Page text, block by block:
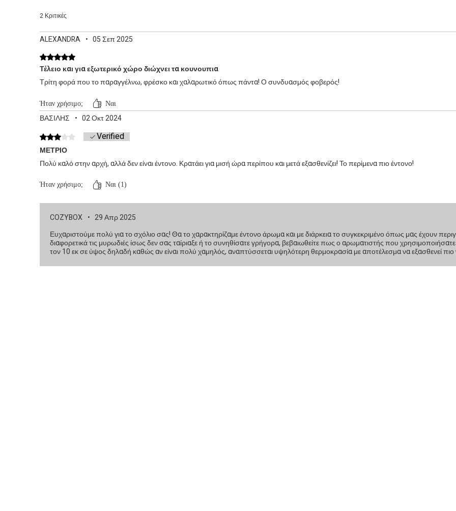
2 Κριτικές
ALEXANDRA • 05 Σεπ 2025
Βαθμολογήθηκε με 5 από 5 αστέρια.
Τέλειο και για εξωτερικό χώρο διώχνει τα κουνουπια
Τρίτη φορά που το παραγγέλνω, φρέσκο και χαλαρωτικό όπως πάντα! Ο συνδυασμός φοβερός!
Ήταν χρήσιμο; Ναι
ΒΑΣΙΛΗΣ • 02 Οκτ 2024
Βαθμολογήθηκε με 3 από 5 αστέρια.
Verified
ΜΕΤΡΙΟ
Πολύ καλό στην αρχή, αλλά δεν είναι έντονο. Κρατάει για μισή ώρα περίπου και μετά εξασθενίζει! Το περίμενα πιο έντονο!
Ήταν χρήσιμο; Ναι (1)
COZYBOX • 29 Απρ 2025
Ευχαριστούμε πολύ για το σχόλιο σας! Θα το χαρακτηρίζαμε έντονο άρωμα και με διάρκεια το συγκεκριμένο όπως μας έχουν
διαφορετικά τις μυρωδιές ίσως δεν σας ταίριαξε ή το συνηθίσατε γρήγορα, βεβαιωθείτε πως ο αρωματιστής που
τον 10 εκ σε ύψος δηλαδή καθώς αν είναι πολύ χαμηλός, αναπτύσσεται υψηλότερη θερμοκρασία με αποτέλεσμα να εξασθενεί